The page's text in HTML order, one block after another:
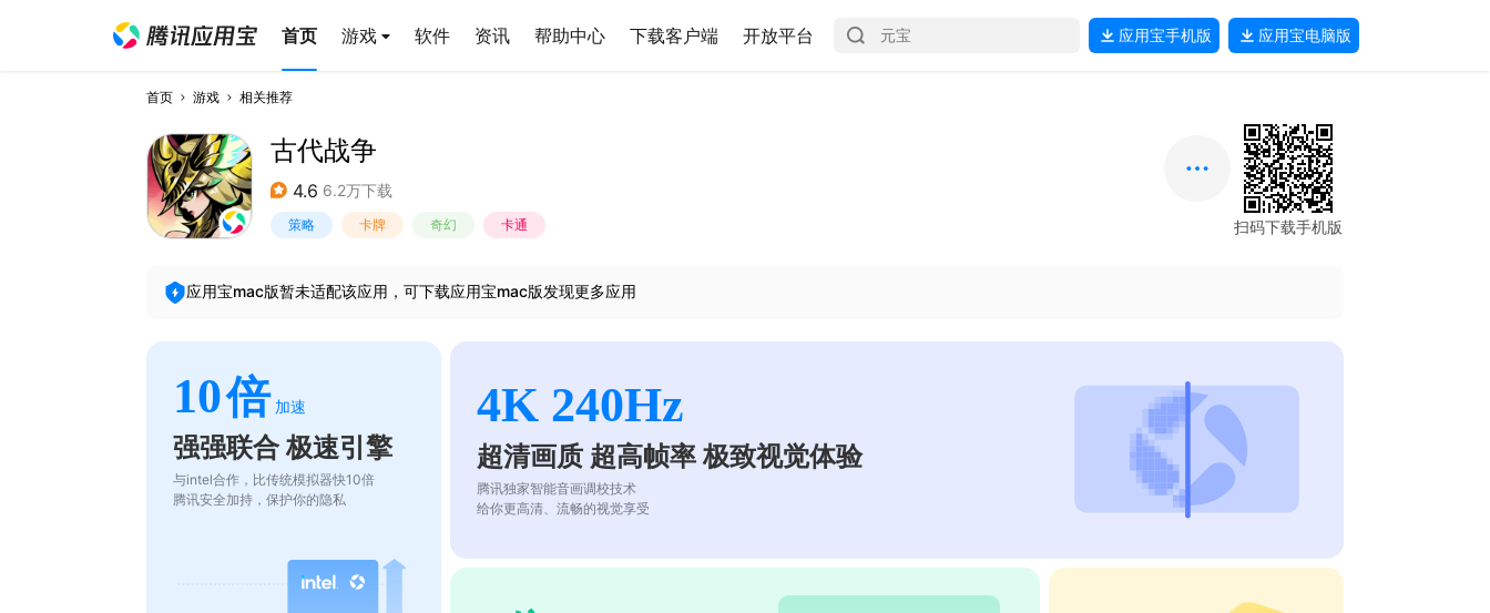
首页 游戏 软件 资讯 帮助中心 下载客户端 开放平台 应用宝手机版 应用宝电脑版
首页 游戏 相关推荐
古代战争
4.6 6.2万下载
策略 卡牌 奇幻 卡通 扫码下载手机版
应用宝mac版暂未适配该应用，可下载应用宝mac版发现更多应用
10倍 加速
强强联合 极速引擎
与intel合作，比传统模拟器快10倍
腾讯安全加持，保护你的隐私
4K 240Hz
超清画质 超高帧率 极致视觉体验
腾讯独家智能音画调校技术
给你更高清、流畅的视觉享受